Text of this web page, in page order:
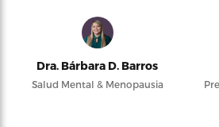
Dra. Bárbara D. Barros
Salud Mental & Menopausia